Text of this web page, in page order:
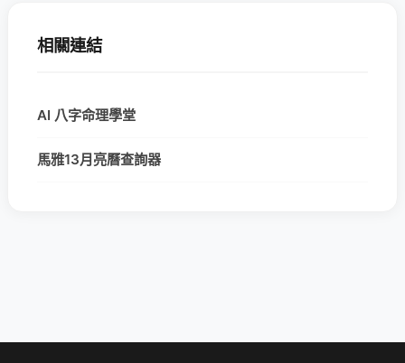
相關連結
AI 八字命理學堂
馬雅13月亮曆查詢器